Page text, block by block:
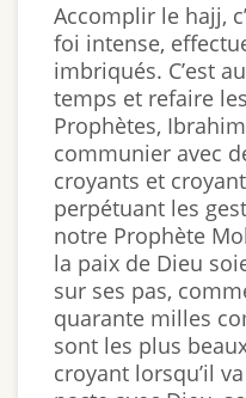
Accomplir le hajj,
foi intense,
imbriqués. C’est
temps et refaire
Prophètes,
communier avec
croyants et
perpétuant les
notre Prophète
la paix de Dieu
sur ses pas,
quarante milles
sont les plus
croyant lorsqu’il